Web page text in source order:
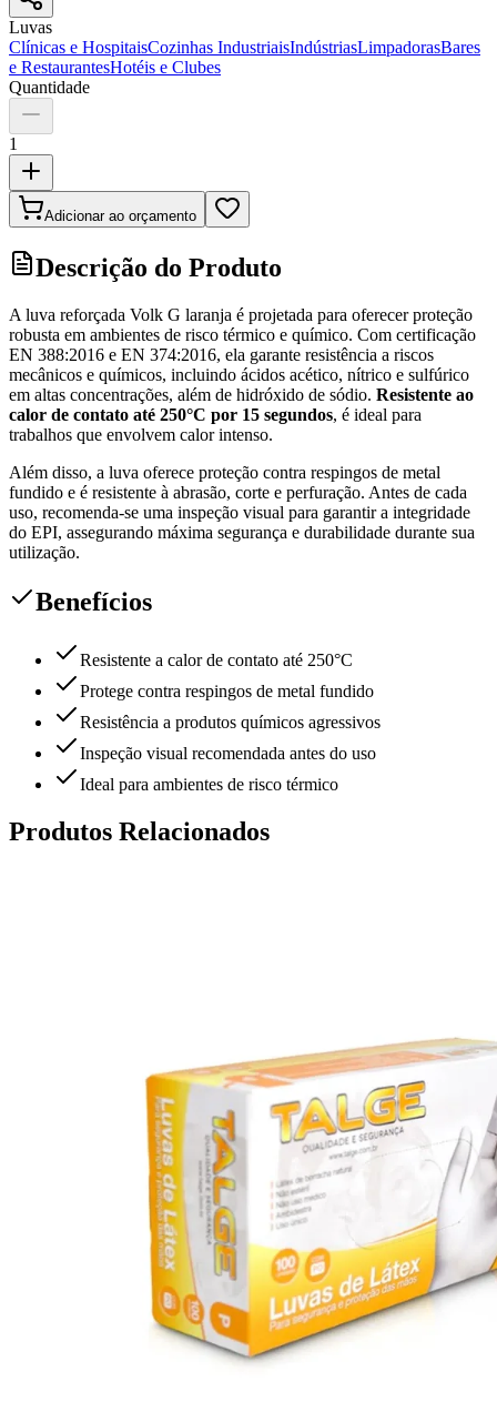
Luvas
Clínicas e HospitaisCozinhas IndustriaisIndústriasLimpadorasBares
e RestaurantesHotéis e Clubes
Quantidade
1
Adicionar ao orçamento
Descrição do Produto
A luva reforçada Volk G laranja é projetada para oferecer proteção
robusta em ambientes de risco térmico e químico. Com certificação
EN 388:2016 e EN 374:2016, ela garante resistência a riscos
mecânicos e químicos, incluindo ácidos acético, nítrico e sulfúrico
em altas concentrações, além de hidróxido de sódio. Resistente ao
calor de contato até 250°C por 15 segundos, é ideal para
trabalhos que envolvem calor intenso.
Além disso, a luva oferece proteção contra respingos de metal
fundido e é resistente à abrasão, corte e perfuração. Antes de cada
uso, recomenda-se uma inspeção visual para garantir a integridade
do EPI, assegurando máxima segurança e durabilidade durante sua
utilização.
Benefícios
Resistente a calor de contato até 250°C
Protege contra respingos de metal fundido
Resistência a produtos químicos agressivos
Inspeção visual recomendada antes do uso
Ideal para ambientes de risco térmico
Produtos Relacionados